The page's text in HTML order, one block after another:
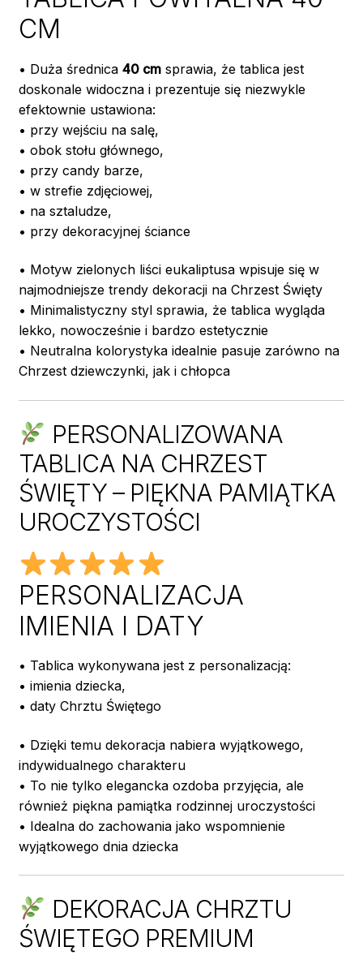
CM
• Duża średnica 40 cmsprawia, że tablica jest
doskonale widoczna i prezentuje się niezwykle
efektownie ustawiona:
• przy wejściu na salę,
• obok stołu głównego,
• przy candy barze,
• w strefie zdjęciowej,
• na sztaludze,
• przy dekoracyjnej ściance
• Motyw zielonych liści eukaliptusa wpisuje się w
najmodniejsze trendy dekoracji na Chrzest Święty
• Minimalistyczny styl sprawia, że tablica wygląda
lekko, nowocześnie i bardzo estetycznie
• Neutralna kolorystyka idealnie pasuje zarówno na
Chrzest dziewczynki, jak i chłopca
PERSONALIZOWANA
TABLICA NA CHRZEST
ŚWIĘTY – PIĘKNA PAMIĄTKA
UROCZYSTOŚCI
PERSONALIZACJA
IMIENIA I DATY
• Tablica wykonywana jest z personalizacją:
• imienia dziecka,
• daty Chrztu Świętego
• Dzięki temu dekoracja nabiera wyjątkowego,
indywidualnego charakteru
• To nie tylko elegancka ozdoba przyjęcia, ale
również piękna pamiątka rodzinnej uroczystości
• Idealna do zachowania jako wspomnienie
wyjątkowego dnia dziecka
DEKORACJA CHRZTU
ŚWIĘTEGO PREMIUM